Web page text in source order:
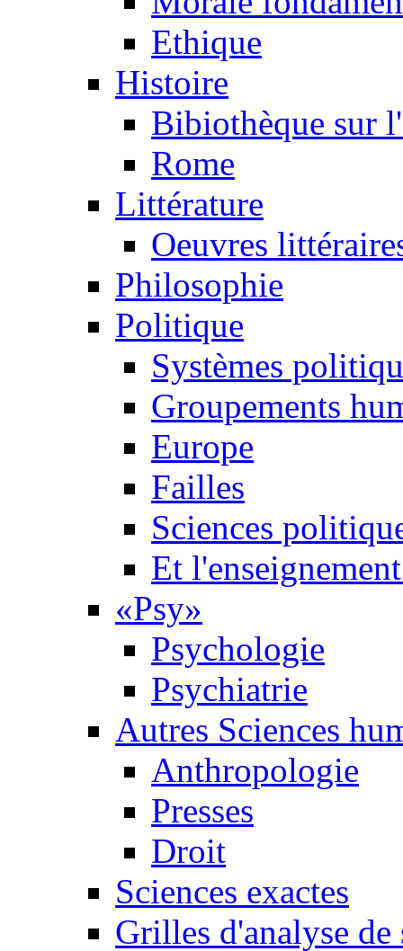
Ethique
Histoire
Bibiothèque sur
Rome
Littérature
Oeuvres
Philosophie
Politique
Systèmes
Groupements
Europe
Failles
Sciences
Et
«Psy»
Psychologie
Psychiatrie
Autres Sciences
Anthropologie
Presses
Droit
Sciences exactes
Grilles d'analyse de